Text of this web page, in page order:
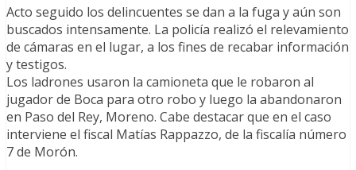
Acto seguido los delincuentes se dan a la fuga y aún son
buscados intensamente. La policía realizó el relevamiento
de cámaras en el lugar, a los fines de recabar información
y testigos.
Los ladrones usaron la camioneta que le robaron al
jugador de Boca para otro robo y luego la abandonaron
en Paso del Rey, Moreno. Cabe destacar que en el caso
interviene el fiscal Matías Rappazzo, de la fiscalía número
7 de Morón.